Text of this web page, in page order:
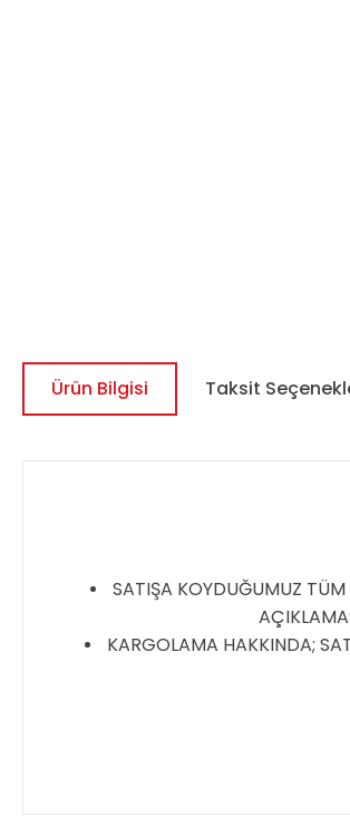
Ürün Bilgisi Taksit
SATIŞA KOYDUĞUMUZ TÜM
KARGOLAMA HAKKINDA;